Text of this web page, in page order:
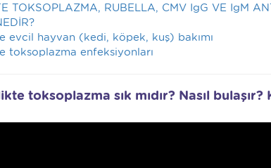
TOKSOPLAZMA, RUBELLA, CMV IgG VE IgM
evcil hayvan (kedi, köpek, kuş) bakımı
toksoplazma enfeksiyonları
toksoplazma sık mıdır? Nasıl